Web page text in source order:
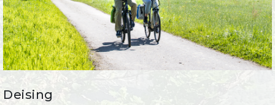
Deising